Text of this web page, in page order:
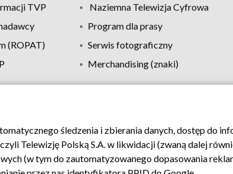
TVP Naziemna Telewizja Cyfrowa
Program dla prasy
(ROPAT)
Serwis fotograficzny
Merchandising (znaki)
Pomoc Biuro reklamy Kontakt
śledzenia i zbierania danych, dostęp do
Telewizję Polską S.A. w likwidacji (zwaną dalej
(w tym do zautomatyzowanego dopasowania